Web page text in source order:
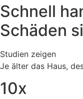
Schnell
Schäden
Studien zeigen
Je älter das Haus,
10x